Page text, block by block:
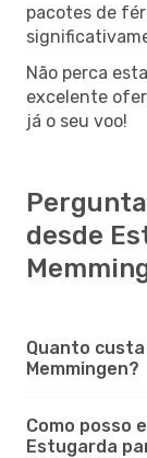
pacotes de
Não perca
excelente
já o seu voo!
desde
Quanto
Memmingen?
Como posso
Estugarda